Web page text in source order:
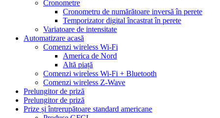
Cronometre
Cronometru de numărătoare inversă în perete
Temporizator digital încastrat în perete
Variatoare de intensitate
Automatizare acasă
Comenzi wireless Wi-Fi
America de Nord
Altă piață
Comenzi wireless Wi-Fi + Bluetooth
Comenzi wireless Z-Wave
Prelungitor de priză
Prelungitor de priză
Prize și întrerupătoare standard americane